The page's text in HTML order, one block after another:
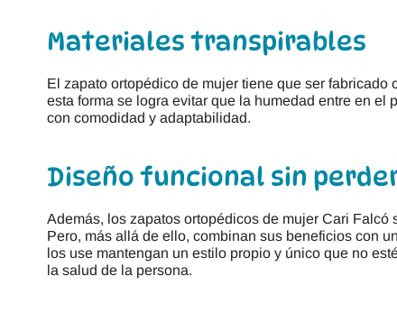
Materiales transpirables
El zapato ortopédico de mujer tiene que ser
esta forma se logra evitar que la humedad entre en
con comodidad y adaptabilidad.
Diseño funcional sin
Además, los zapatos ortopédicos de mujer Cari
Pero, más allá de ello, combinan sus beneficios con un
los use mantengan un estilo propio y único que no
la salud de la persona.